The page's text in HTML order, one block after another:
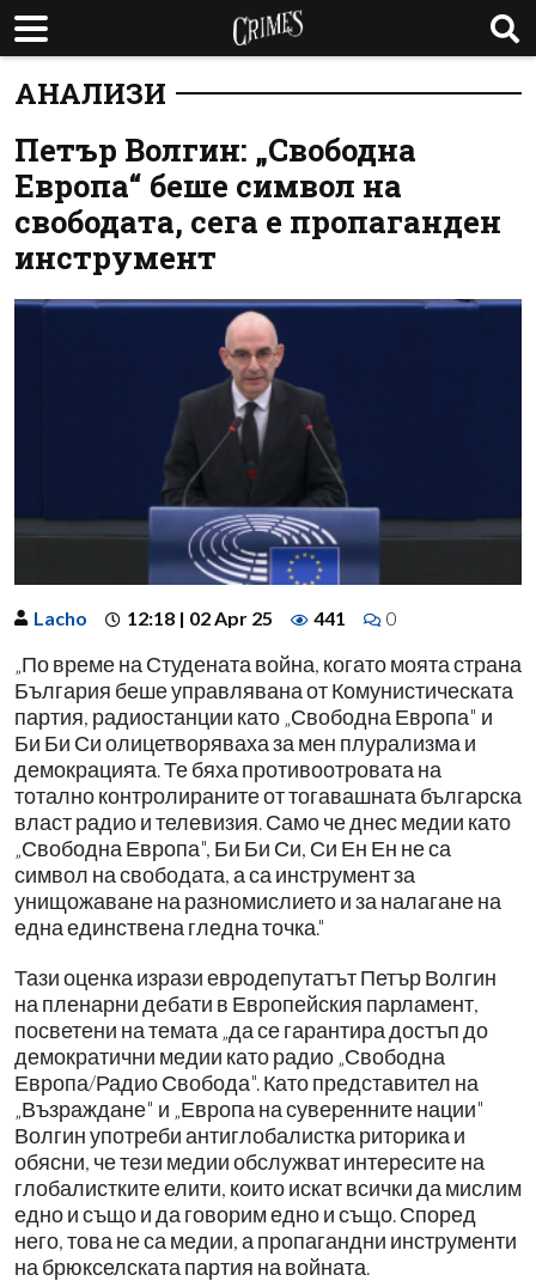
АНАЛИЗИ
Петър Волгин: „Свободна
Европа“ беше символ на
свободата, сега е пропаганден
инструмент
Lacho 12:18 | 02 Apr 25 441 0
„По време на Студената война, когато моята страна
България беше управлявана от Комунистическата
партия, радиостанции като „Свободна Европа" и
Би Би Си олицетворяваха за мен плурализма и
демокрацията. Те бяха противоотровата на
тотално контролираните от тогавашната българска
власт радио и телевизия. Само че днес медии като
„Свободна Европа", Би Би Си, Си Ен Ен не са
символ на свободата, а са инструмент за
унищожаване на разномислието и за налагане на
една единствена гледна точка."
Тази оценка изрази евродепутатът Петър Волгин
на пленарни дебати в Европейския парламент,
посветени на темата „да се гарантира достъп до
демократични медии като радио „Свободна
Европа/Радио Свобода". Като представител на
„Възраждане" и „Европа на суверенните нации"
Волгин употреби антиглобалистка риторика и
обясни, че тези медии обслужват интересите на
глобалистките елити, които искат всички да мислим
едно и също и да говорим едно и също. Според
него, това не са медии, а пропагандни инструменти
на брюкселската партия на войната.